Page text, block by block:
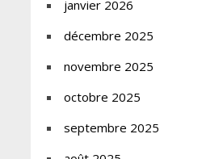
janvier 2026
décembre 2025
novembre 2025
octobre 2025
septembre 2025